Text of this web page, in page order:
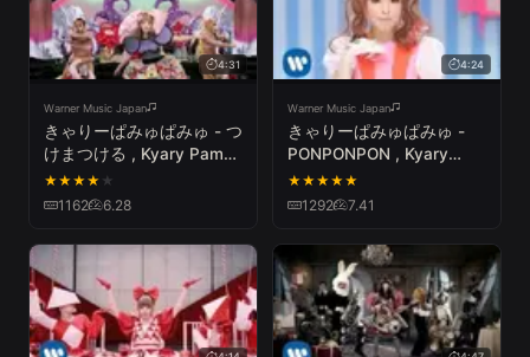
4:31
Warner Music Japan
きゃりーぱみゅぱみゅ - つ
けまつける , Kyary Pamyu
Pamyu - Tsukematsukeru
★★★★ ★
1162 6.28
4:24
Warner Music Japan
きゃりーぱみゅぱみゅ -
PONPONPON , Kyary
Pamyu Pamyu -
PONPONPON
★★★★★
1292 7.41